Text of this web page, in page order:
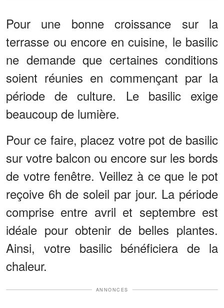
Pour une bonne croissance sur la
terrasse ou encore en cuisine, le basilic
ne demande que certaines conditions
soient réunies en commençant par la
période de culture. Le basilic exige
beaucoup de lumière.
Pour ce faire, placez votre pot de basilic
sur votre balcon ou encore sur les bords
de votre fenêtre. Veillez à ce que le pot
reçoive 6h de soleil par jour. La période
comprise entre avril et septembre est
idéale pour obtenir de belles plantes.
Ainsi, votre basilic bénéficiera de la
chaleur.
ANNONCES